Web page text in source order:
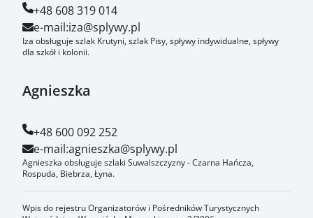
+48 608 319 014
e-mail:iza@splywy.pl
Iza obsługuje szlak Krutyni, szlak Pisy, spływy indywidualne, spływy
dla szkół i kolonii.
Agnieszka
+48 600 092 252
e-mail:agnieszka@splywy.pl
Agnieszka obsługuje szlaki Suwalszczyzny - Czarna Hańcza,
Rospuda, Biebrza, Łyna.
Wpis do rejestru Organizatorów i Pośredników Turystycznych